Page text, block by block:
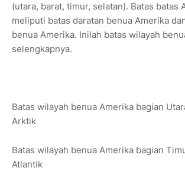
(utara, barat, timur, selatan). Batas batas
meliputi batas daratan benua Amerika
benua Amerika. Inilah batas wilayah
selengkapnya.
Batas wilayah benua Amerika bagian
Arktik
Batas wilayah benua Amerika bagian
Atlantik